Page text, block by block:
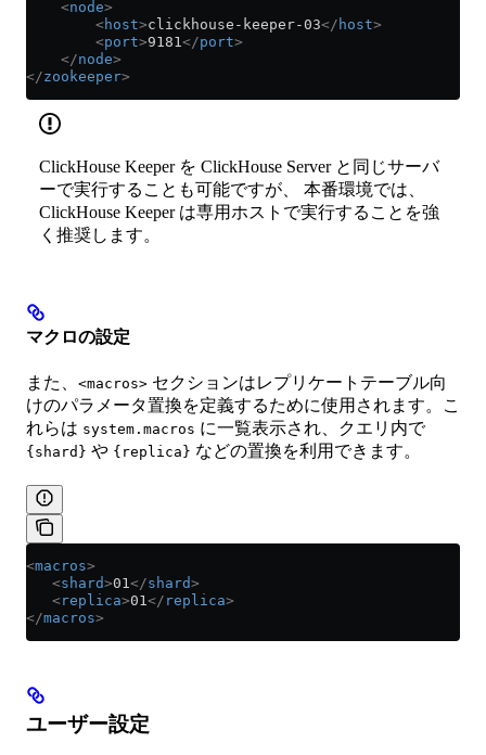
    <
node>
        <
host>clickhouse-keeper-03</ host>
        <
port>9181 </port>
    </
node>
</zookeeper>
ClickHouse Keeper を ClickHouse Server と同じサーバ
ーで実行することも可能ですが、 本番環境では、
ClickHouse Keeper は専用ホストで実行することを強
く推奨します。
マクロの設定
また、 <macros> セクションはレプリケートテーブル向
けのパラメータ置換を定義するために使用されます。こ
れらは system.macros に一覧表示され、クエリ内で
{shard} や {replica} などの置換を利用できます。
<macros>
   <
shard>01</shard>
   <
replica>01</ replica>
</macros>
ユーザー設定